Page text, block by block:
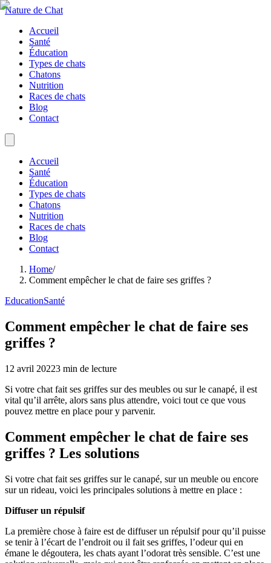
Nature de Chat
Accueil
Santé
Éducation
Types de chats
Chatons
Nutrition
Races de chats
Blog
Contact
Accueil
Santé
Éducation
Types de chats
Chatons
Nutrition
Races de chats
Blog
Contact
Home/
Comment empêcher le chat de faire ses griffes ?
EducationSanté
Comment empêcher le chat de faire ses
griffes ?
12 avril 20223 min de lecture
Si votre chat fait ses griffes sur des meubles ou sur le canapé, il est
vital qu’il arrête, alors sans plus attendre, voici tout ce que vous
pouvez mettre en place pour y parvenir.
Comment empêcher le chat de faire ses
griffes ? Les solutions
Si votre chat fait ses griffes sur le canapé, sur un meuble ou encore
sur un rideau, voici les principales solutions à mettre en place :
Diffuser un répulsif
La première chose à faire est de diffuser un répulsif pour qu’il puisse
se tenir à l’écart de l’endroit ou il fait ses griffes, l’odeur qui en
émane le dégoutera, les chats ayant l’odorat très sensible. C’est une